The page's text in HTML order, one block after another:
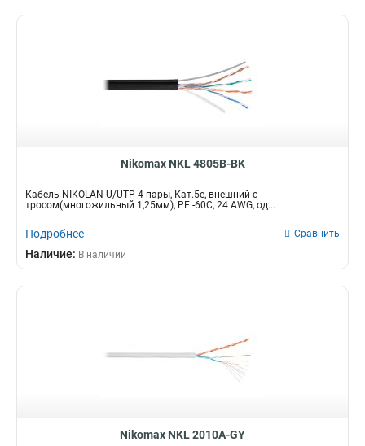
Nikomax NKL 4805B-BK
Кабель NIKOLAN U/UTP 4 пары, Кат.5е, внешний с
тросом(многожильный 1,25мм), PE -60C, 24 AWG, од...
Подробнее Сравнить
Наличие: В наличии
Nikomax NKL 2010A-GY